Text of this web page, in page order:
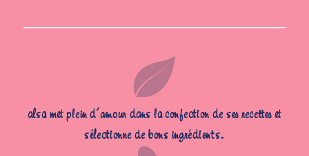
alsa met plein d’amour dans la confection de ses recettes et
sélectionne de bons ingrédients.